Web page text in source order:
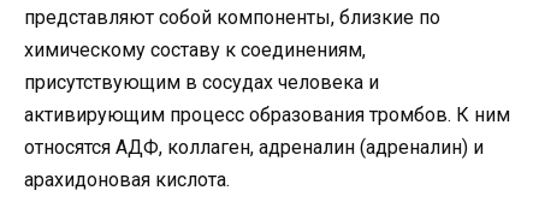
представляют собой компоненты, близкие по
химическому составу к соединениям,
присутствующим в сосудах человека и
активирующим процесс образования тромбов. К ним
относятся АДФ, коллаген, адреналин (адреналин) и
арахидоновая кислота.